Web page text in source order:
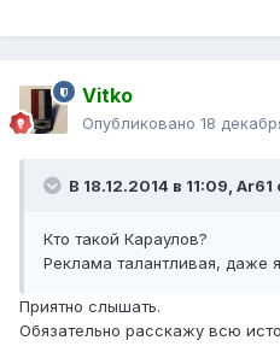
Vitko
Опубликовано 18
В 18.12.2014 в 11:09, Ar61
Кто такой Караулов?
Реклама талантливая, даже
Приятно слышать.
Обязательно расскажу всю